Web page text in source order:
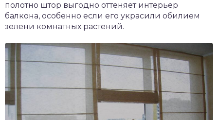
полотно штор выгодно оттеняет интерьер
балкона, особенно если его украсили обилием
зелени комнатных растений.